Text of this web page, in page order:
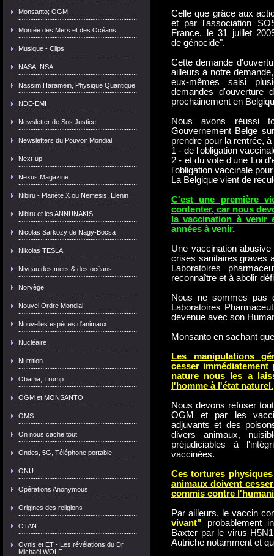
Monsanto; OGM
Montée des Mers et des Océans
Musique - Clips
NASA, NSA
Nassim Haramein, Physique Quantique
NDE-EMI
Newsletter de Sos Justice
Newsletters du Pouvoir Mondial
Next-up
Nexus Magazine
Nibiru - Planète X ou Nemesis, Elenin
Nibiru et les ANNUNAKIS
Nicolas Sarközy de Nagy-Bocsa
Nikolas TESLA
Niveau des mers & des océans
Norvège
Nouvel Ordre Mondial
Nouvelles espèces d'animaux
Nucléaire
Nutrition
Obama, Trump
OGM et MONSANTO
OMS
On nous cache tout
Ondes, 5G, Téléphone portable
ONU
Opérations Anonymous
Origines des religions
OTAN
Ovnis et ET - Les révélations du Dr
Michaël WOLF
Celle que grâce aux
et par l'association
France, le 31 juillet
de génocide".
Cette demande
ailleurs à notre
eux-mêmes saisi
demandes d'ouverture
prochainement en
Nous avons réussi
Gouvernement Belge
prendre pour la rentrée,
1 - de l'obligation
2 - et du vote d'une Loi
l'obligation vaccinale
La Belgique vient de
C'est une première
contenter, car nous
la vaccination à
années à venir.
Une vaccination
crises sanitaires graves
Laboratoires
reconnaître et à abolir
Nous ne sommes pas
Laboratoires
devenue avec son
Monsanto en sachant
Les manipulations
cesser
nature nous les a
l'homme à l'état naturel.
Nous devons refuser
OGM et par les
adjuvants et des
divers animaux,
préjudiciables à
vaccinées.
Ces tortures
animaux doivent
commis contre
Par ailleurs, le vaccin
vivant" probablement
Baxter par le virus
Autriche notamment et